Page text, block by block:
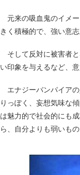
元来の吸血鬼のイメー
きく積極的で、強い意
そして反対に被害者と
い印象を与えるなど、
エナジーバンパイアの
りっぽく、妄想気味な
は魅力的で社会的にも
ら、自分よりも弱いも